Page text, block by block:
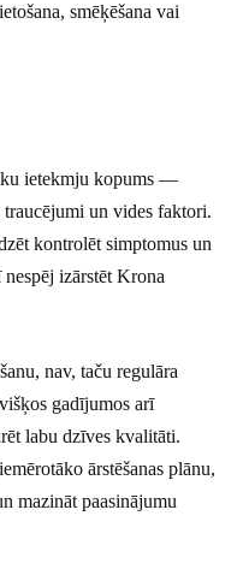
smēķēšana vai
ietekmju kopums —
traucējumi un vides faktori.
kontrolēt simptomus un
izārstēt Krona
nav, taču regulāra
gadījumos arī
labu dzīves kvalitāti.
ārstēšanas plānu,
mazināt paasinājumu